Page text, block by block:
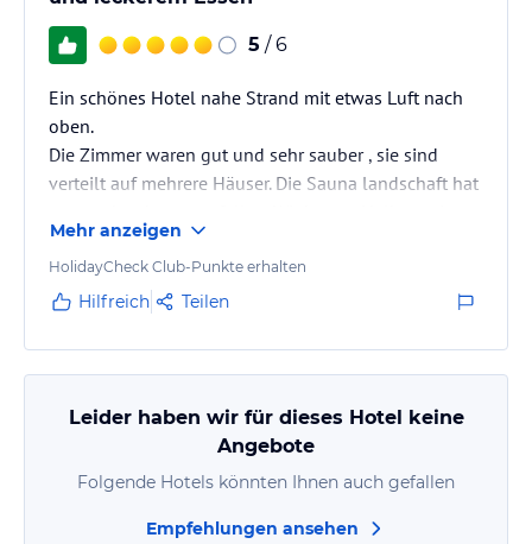
5 / 6
Ein schönes Hotel nahe Strand mit etwas Luft nach
oben.
Die Zimmer waren gut und sehr sauber , sie sind
verteilt auf mehrere Häuser. Die Sauna landschaft hat
zum Frühstück gab es alles was man braucht. Zum
Abendessen hatten wir drei Gänge es war sehr lecker,
leider sind wir nicht richtig satt geworden. Wir haben
Mehr anzeigen
HolidayCheck Club-Punkte erhalten
Hilfreich Teilen
Leider haben wir für dieses Hotel keine
Angebote
Folgende Hotels könnten Ihnen auch gefallen
Empfehlungen ansehen